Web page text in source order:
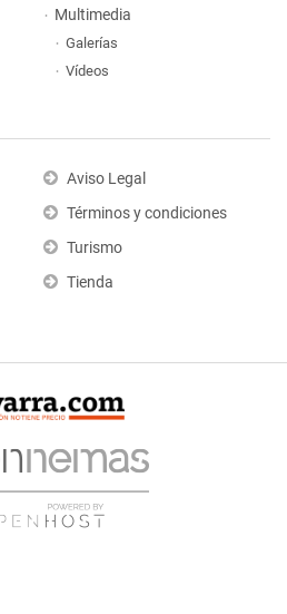
Multimedia
Galerías
Vídeos
Aviso Legal
Términos y condiciones
Turismo
Tienda